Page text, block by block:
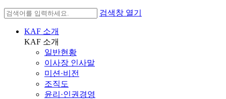
검색창 열기
KAF 소개
KAF 소개
일반현황
이사장 인사말
미션·비전
조직도
윤리·인권경영